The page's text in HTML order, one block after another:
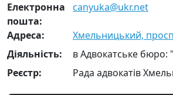
Електронна
пошта:
canyuka@ukr.net
Адреса:
Хмельницький,
Діяльність:
в Адвокатське бюро:
Реєстр:
Рада адвокатів